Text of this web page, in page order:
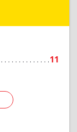
11
Подробнее